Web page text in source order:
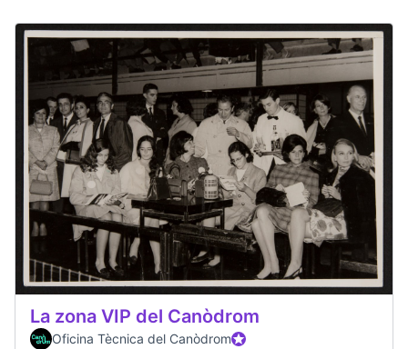
La zona VIP del Canòdrom
Oficina Tècnica del CanòdromOfficial participant